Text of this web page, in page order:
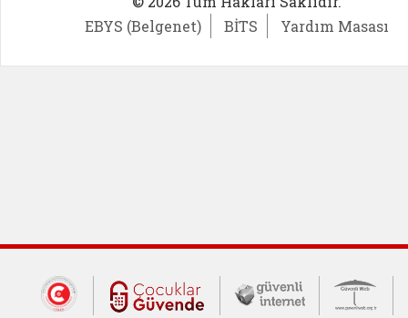
EBYS (Belgenet)
BİTS Yardım Masası
Dış Bağlantılar
Cumhurbaşkanlığı İletişim Merkezi
Çocuklar Güvende (yeni
Güvenli